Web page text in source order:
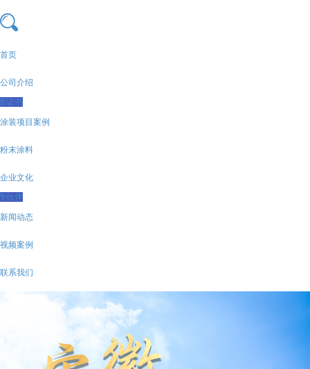
首页
公司介绍
证书
涂装项目案例
粉末涂料
企业文化
伙伴
新闻动态
视频案例
联系我们